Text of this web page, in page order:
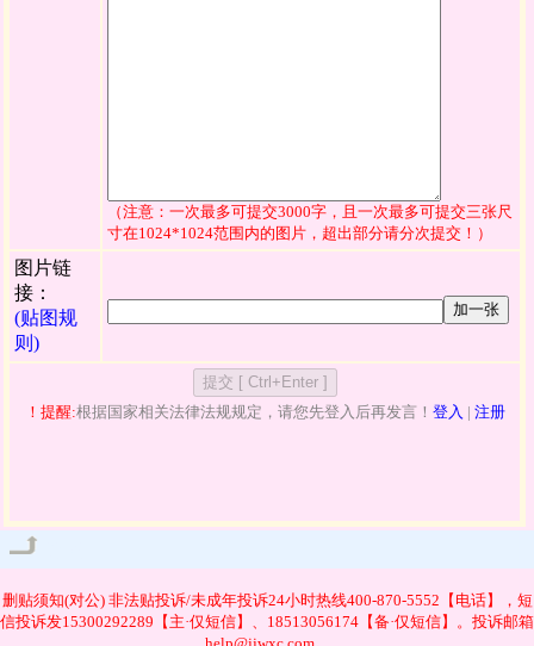
（注意：一次最多可提交3000字，且一次最多可提交三张尺
寸在1024*1024范围内的图片，超出部分请分次提交！）
图片链
接：
(贴图规
则)
加一张
！提醒:根据国家相关法律法规规定，请您先登入后再发言！ 登入 | 注册
删贴须知(对公)非法贴投诉/未成年投诉24小时热线400-870-5552【电话】，短
信投诉发15300292289【主·仅短信】、18513056174【备·仅短信】。投诉邮箱